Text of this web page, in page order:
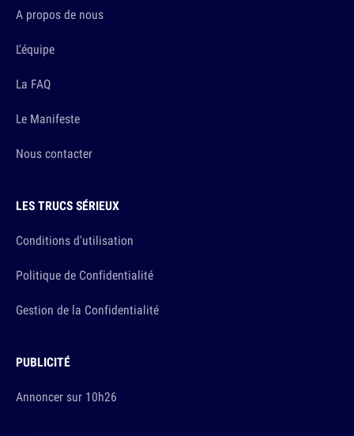
A propos de nous
L'équipe
La FAQ
Le Manifeste
Nous contacter
LES TRUCS SÉRIEUX
Conditions d'utilisation
Politique de Confidentialité
Gestion de la Confidentialité
PUBLICITÉ
Annoncer sur 10h26